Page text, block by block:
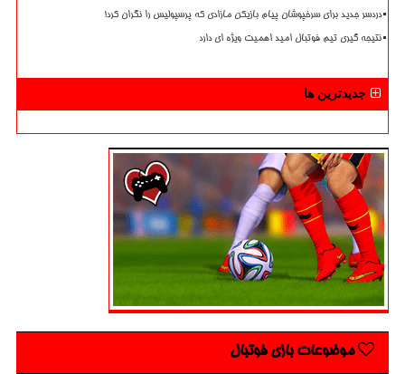
دردسر جدید برای سرخپوشان پیام بازیکن مازادی که پرسپولیس را نگران کرد!
نتیجه گیری تیم فوتبال امید اهمیت ویژه ای دارد
جدیدترین ها
موضوعات بازی فوتبال